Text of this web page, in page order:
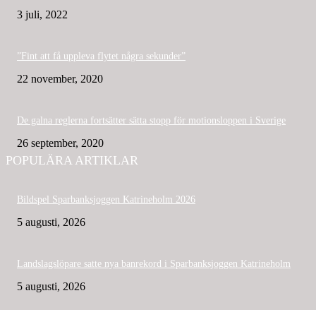
3 juli, 2022
”Fint att få uppleva flytet några sekunder”
22 november, 2020
De galna reglerna fortsätter sätta stopp för motionsloppen i Sverige
26 september, 2020
POPULÄRA ARTIKLAR
Bildspel Sparbanksjoggen Katrineholm 2026
5 augusti, 2026
Landslagslöpare satte nya banrekord i Sparbanksjoggen Katrineholm
5 augusti, 2026